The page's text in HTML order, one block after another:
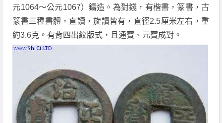
元1064～公元1067）鑄造。為對錢，有楷書，篆書，古
篆書三種書體，直讀，旋讀皆有，直徑2.5厘米左右，重
約3.6克。有背四出紋版式，且通寶、元寶成對。